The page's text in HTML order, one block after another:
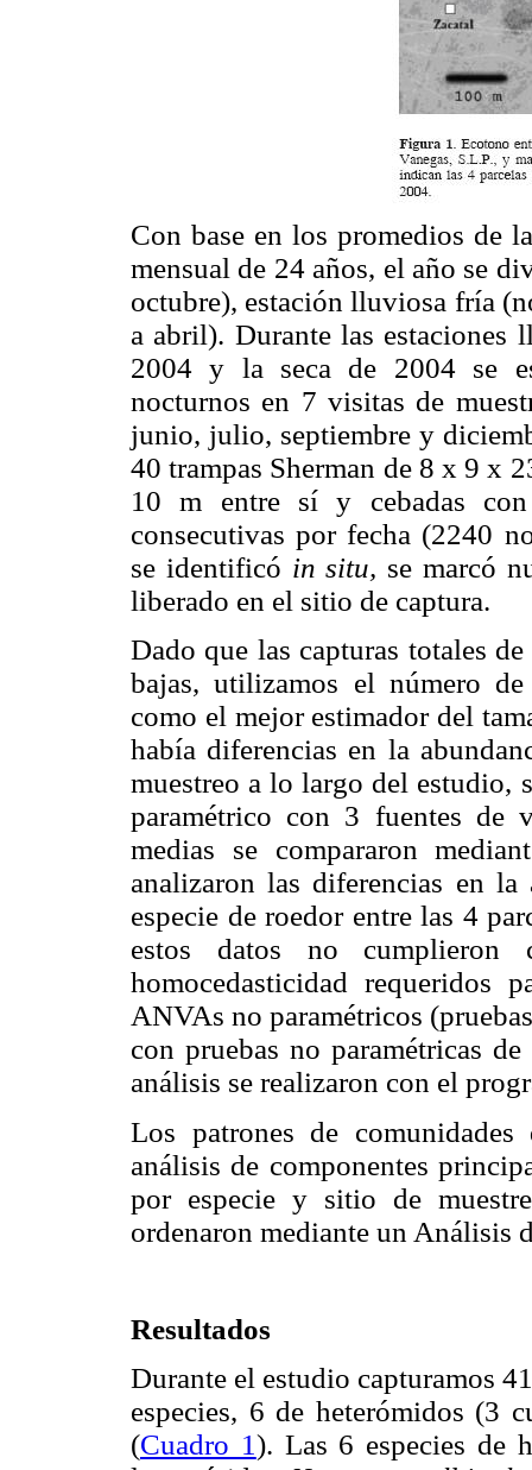
Con base en los promedios de
mensual de 24 años, el año se
octubre), estación lluviosa fría
a abril). Durante las
2004 y la seca de 2004 se
nocturnos en 7 visitas de
junio, julio, septiembre y
40 trampas Sherman de 8 x 9 x
10 m entre sí y cebadas
consecutivas por fecha (2240
se identificó in situ, se marcó
liberado en el sitio de captura.
Dado que las capturas totales
bajas, utilizamos el número
como el mejor estimador del
había diferencias en la
muestreo a lo largo del
paramétrico con 3 fuentes de
medias se compararon
analizaron las diferencias en
especie de roedor entre las 4
estos datos no
homocedasticidad requeridos
ANVAs no paramétricos
con pruebas no paramétricas
análisis se realizaron con el
Los patrones de
análisis de componentes
por especie y sitio de
ordenaron mediante un Análisis
Resultados
Durante el estudio capturamos
especies, 6 de heterómidos (3
(Cuadro 1). Las 6 especies de